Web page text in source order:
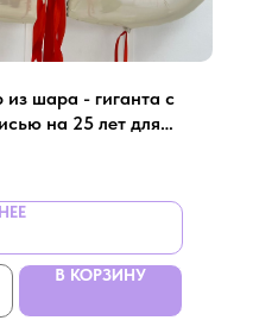
шара - гиганта с
на 25 лет для
В КОРЗИНУ